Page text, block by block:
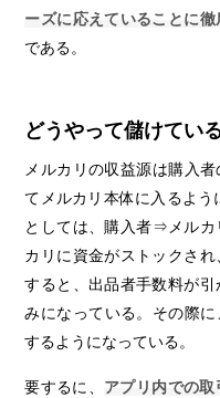
ーズに応えていることに
である。
どうやって儲けてい
メルカリの収益源は購入
てメルカリ本体に入るよ
としては、購入者⇒メル
カリに資金がストックさ
すると、出品者手数料が
みになっている。その際に
するようになっている。
要するに、 アプリ内での